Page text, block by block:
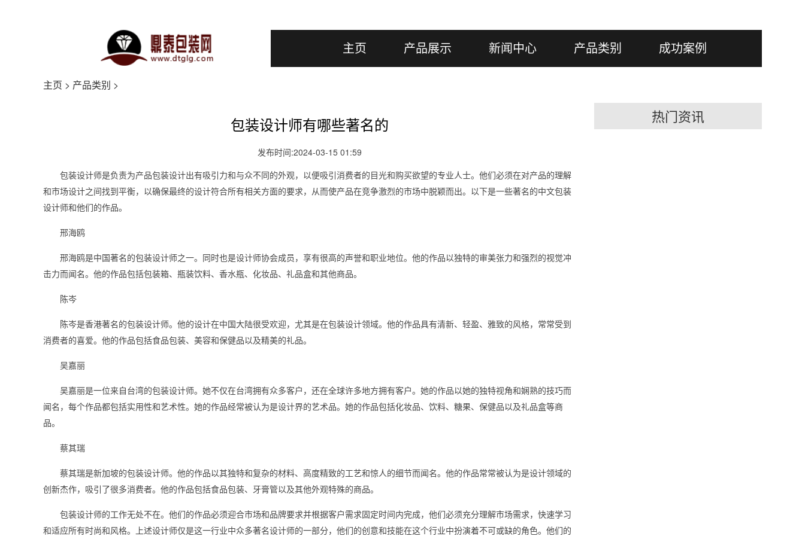
主页 产品展示 新闻中心 产品类别 成功案例
主页 > 产品类别 >
包装设计师有哪些著名的
发布时间:2024-03-15 01:59
包装设计师是负责为产品包装设计出有吸引力和与众不同的外观，以便吸引消费者的目光和购买欲望的专业人士。他们必须在对产品的理解
和市场设计之间找到平衡，以确保最终的设计符合所有相关方面的要求，从而使产品在竞争激烈的市场中脱颖而出。以下是一些著名的中文包装
设计师和他们的作品。
邢海鸥
邢海鸥是中国著名的包装设计师之一。同时也是设计师协会成员，享有很高的声誉和职业地位。他的作品以独特的审美张力和强烈的视觉冲
击力而闻名。他的作品包括包装箱、瓶装饮料、香水瓶、化妆品、礼品盒和其他商品。
陈岑
陈岑是香港著名的包装设计师。他的设计在中国大陆很受欢迎，尤其是在包装设计领域。他的作品具有清新、轻盈、雅致的风格，常常受到
消费者的喜爱。他的作品包括食品包装、美容和保健品以及精美的礼品。
吴嘉丽
吴嘉丽是一位来自台湾的包装设计师。她不仅在台湾拥有众多客户，还在全球许多地方拥有客户。她的作品以她的独特视角和娴熟的技巧而
闻名，每个作品都包括实用性和艺术性。她的作品经常被认为是设计界的艺术品。她的作品包括化妆品、饮料、糖果、保健品以及礼品盒等商
品。
蔡其瑞
蔡其瑞是新加坡的包装设计师。他的作品以其独特和复杂的材料、高度精致的工艺和惊人的细节而闻名。他的作品常常被认为是设计领域的
创新杰作，吸引了很多消费者。他的作品包括食品包装、牙膏管以及其他外观特殊的商品。
包装设计师的工作无处不在。他们的作品必须迎合市场和品牌要求并根据客户需求固定时间内完成，他们必须充分理解市场需求，快速学习
和适应所有时尚和风格。上述设计师仅是这一行业中众多著名设计师的一部分，他们的创意和技能在这个行业中扮演着不可或缺的角色。他们的
热门资讯